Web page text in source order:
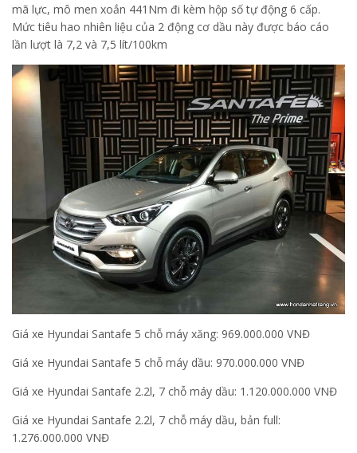
mã lực, mô men xoắn 441Nm đi kèm hộp số tự động 6 cấp.
Mức tiêu hao nhiên liệu của 2 động cơ dầu này được báo cáo
lần lượt là 7,2 và 7,5 lít/100km
Giá xe Hyundai Santafe 5 chỗ máy xăng: 969.000.000 VNĐ
Giá xe Hyundai Santafe 5 chỗ máy dầu: 970.000.000 VNĐ
Giá xe Hyundai Santafe 2.2l, 7 chỗ máy dầu: 1.120.000.000 VNĐ
Giá xe Hyundai Santafe 2.2l, 7 chỗ máy dầu, bản full:
1.276.000.000 VNĐ